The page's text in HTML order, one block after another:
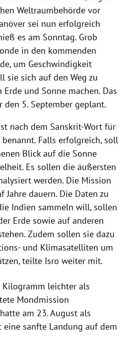
Weltraumbehörde vor
sei nun erfolgreich
es am Sonntag. Grob
in den kommenden
um Geschwindigkeit
sie sich auf den Weg zu
und Sonne machen. Das
den 5. September geplant.
nach dem Sanskrit-Wort für
Falls erfolgreich, soll
Blick auf die Sonne
Es sollen die äußersten
werden. Die Mission
dauern. Die Daten zu
Indien sammeln will, sollen
Erde sowie auf anderen
Zudem sollen sie dazu
und Klimasatelliten um
teilte Isro weiter mit.
leichter als
Mondmission
am 23. August als
sanfte Landung auf dem